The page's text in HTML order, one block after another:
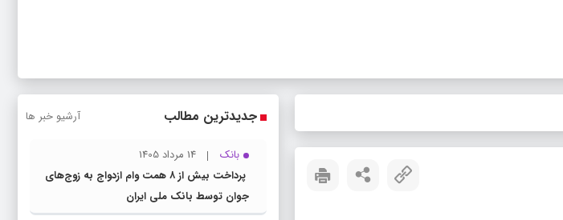
جدیدترین مطالب آرشیو خبر ها
بانک
14 مرداد 1405
پرداخت بیش از ۸ همت وام ازدواج به زوج‌های
جوان توسط بانک ملی ایران